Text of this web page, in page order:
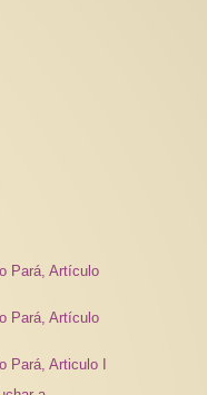
Pará, Artículo
Pará, Artículo
Pará, Articulo I